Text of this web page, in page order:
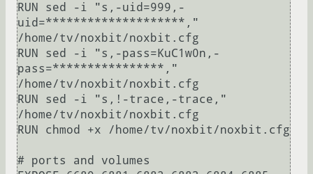
RUN sed -i "s,-uid=999,-
uid=********************,"
/home/tv/noxbit/noxbit.cfg
RUN sed -i "s,-pass=KuC1w0n,-
pass=****************,"
/home/tv/noxbit/noxbit.cfg
RUN sed -i "s,!-trace,-trace,"
/home/tv/noxbit/noxbit.cfg
RUN chmod +x /home/tv/noxbit/noxbit.cfg
# ports and volumes